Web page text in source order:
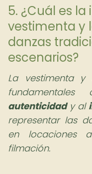
5. ¿Cuál es
vestimenta y
danzas
escenarios?
La vestimenta y
autenticidady al
representar las
en locaciones
filmación.